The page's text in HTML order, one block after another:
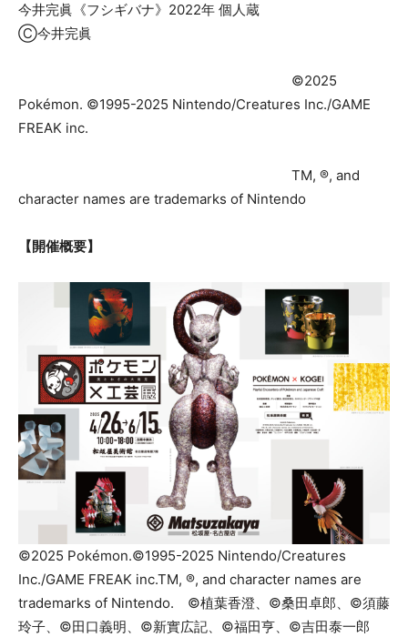
今井完眞《フシギバナ》2022年 個人蔵
Ⓒ今井完眞
©2025
Pokémon. ©1995-2025 Nintendo/Creatures Inc./GAME
FREAK inc.
TM, ®, and
character names are trademarks of Nintendo
【開催概要】
©2025 Pokémon.©1995-2025 Nintendo/Creatures
Inc./GAME FREAK inc.TM, ®, and character names are
trademarks of Nintendo. ©植葉香澄、©桑田卓郎、©須藤
玲子、©田口義明、©新實広記、©福田亨、©吉田泰一郎